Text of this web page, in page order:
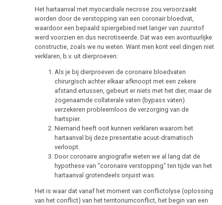
Het hartaanval met myocardiale necrose zou veroorzaakt
worden door de verstopping van een coronair bloedvat,
waardoor een bepaald spiergebied niet langer van zuurstof
werd voorzien en dus necrotiseerde. Dat was een avontuurlijke
constructie, zoals we nu weten. Want men kont veel dingen niet
verklaren, b.v. uit dierproeven:
Als je bij dierproeven de coronaire bloedvaten
chirurgisch achter elkaar afknoopt met een zekere
afstand ertussen, gebeurt er niets met het dier, maar de
zogenaamde collaterale vaten (bypass vaten)
verzekeren probleemloos de verzorging van de
hartspier.
Niemand heeft ooit kunnen verklaren waarom het
hartaanval bij deze presentatie acuut-dramatisch
verloopt.
Door coronaire angiografie weten we al lang dat de
hypothese van "coronaire verstopping" ten tijde van het
hartaanval grotendeels onjuist was.
Het is waar dat vanaf het moment van conflictolyse (oplossing
van het conflict) van het territoriumconflict, het begin van een